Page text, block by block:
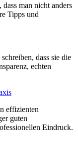
man nicht anders
Tipps und
dass sie die
echten
effizienten
guten
Eindruck.